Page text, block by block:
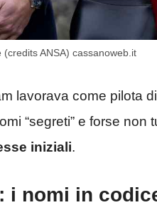
ANSA) cassanoweb.it
lavorava come pilota
“segreti” e forse
iniziali.
i nomi in